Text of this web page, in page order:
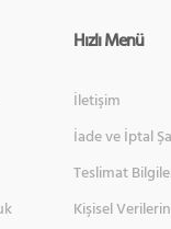
Hızlı Menü
İletişim
İade ve İptal
Teslimat
Kişisel